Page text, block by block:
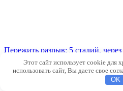
Пережить разрыв: 5 стадий,
Бывает, случается то, чего
34
Этот сайт использует cookie для
использовать сайт, Вы даете свое
OK